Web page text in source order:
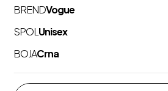
BRENDVogue
SPOL Unisex
BOJACrna